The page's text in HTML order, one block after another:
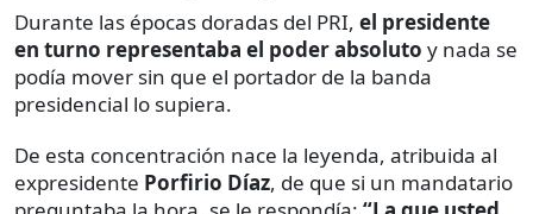
Durante las épocas doradas del PRI, el presidente
en turno representaba el poder absoluto y nada se
podía mover sin que el portador de la banda
presidencial lo supiera.
De esta concentración nace la leyenda, atribuida al
expresidente Porfirio Díaz, de que si un mandatario